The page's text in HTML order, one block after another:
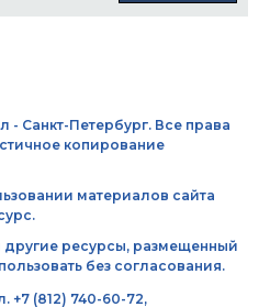
Санкт-Петербург. Все права
копирование
материалов сайта
другие ресурсы, размещенный
без согласования.
+7 (812) 740-60-72,